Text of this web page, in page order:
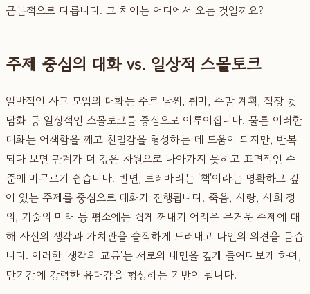
근본적으로 다릅니다. 그 차이는 어디에서 오는 것일까요?
주제 중심의 대화 vs. 일상적 스몰토크
일반적인 사교 모임의 대화는 주로 날씨, 취미, 주말 계획, 직장 뒷
담화 등 일상적인 스몰토크를 중심으로 이루어집니다. 물론 이러한
대화는 어색함을 깨고 친밀감을 형성하는 데 도움이 되지만, 반복
되다 보면 관계가 더 깊은 차원으로 나아가지 못하고 표면적인 수
준에 머무르기 쉽습니다. 반면, 트레바리는 '책'이라는 명확하고 깊
이 있는 주제를 중심으로 대화가 진행됩니다. 죽음, 사랑, 사회 정
의, 기술의 미래 등 평소에는 쉽게 꺼내기 어려운 무거운 주제에 대
해 자신의 생각과 가치관을 솔직하게 드러내고 타인의 의견을 듣습
니다. 이러한 '생각의 교류'는 서로의 내면을 깊게 들여다보게 하며,
단기간에 강력한 유대감을 형성하는 기반이 됩니다.